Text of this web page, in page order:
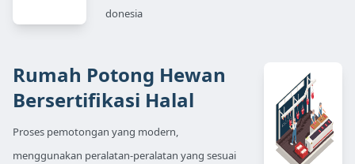
donesia
Rumah Potong Hewan
Bersertifikasi Halal
Proses pemotongan yang modern,
menggunakan peralatan-peralatan yang sesuai